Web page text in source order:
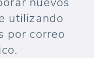
utilizando
por correo